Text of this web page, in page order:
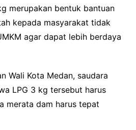
merupakan bentuk bantuan
kepada masyarakat tidak
agar dapat lebih berdaya
Wali Kota Medan, saudara
LPG 3 kg tersebut harus
merata dam harus tepat